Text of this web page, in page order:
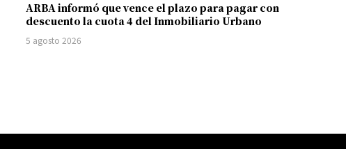
ARBA informó que vence el plazo para pagar con
descuento la cuota 4 del Inmobiliario Urbano
5 agosto 2026